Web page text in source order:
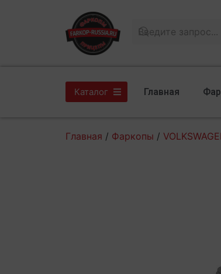
Каталог Главная
Главная / Фаркопы /